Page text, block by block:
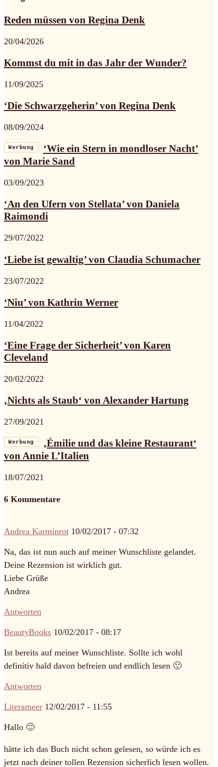
Reden müssen von Regina Denk
20/04/2026
Kommst du mit in das Jahr der Wunder?
11/09/2025
‘Die Schwarzgeherin’ von Regina Denk
08/09/2024
Werbung
‘Wie ein Stern in mondloser Nacht’
von Marie Sand
03/09/2023
‘An den Ufern von Stellata’ von Daniela
Raimondi
29/07/2022
‘Liebe ist gewaltig’ von Claudia Schumacher
23/07/2022
‘Niu’ von Kathrin Werner
11/04/2022
‘Eine Frage der Sicherheit’ von Karen
Cleveland
20/02/2022
‚Nichts als Staub‘ von Alexander Hartung
27/09/2021
Werbung
‚Émilie und das kleine Restaurant‘
von Annie L’Italien
18/07/2021
6 Kommentare
Andrea Karminrot 10/02/2017 - 07:32
Na, das ist nun auch auf meiner Wunschliste gelandet.
Deine Rezension ist wirklich gut.
Liebe Grüße
Andrea
Antworten
BeautyBooks 10/02/2017 - 08:17
Ist bereits auf meiner Wunschliste. Sollte ich wohl
definitiv bald davon befreien und endlich lesen 🙂
Antworten
Literameer 12/02/2017 - 11:55
Hallo 🙂
hätte ich das Buch nicht schon gelesen, so würde ich es
jetzt nach deiner tollen Rezension sicherlich lesen wollen.